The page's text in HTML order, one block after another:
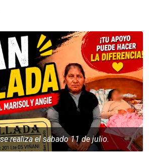
realiza el sábado 11 de julio.